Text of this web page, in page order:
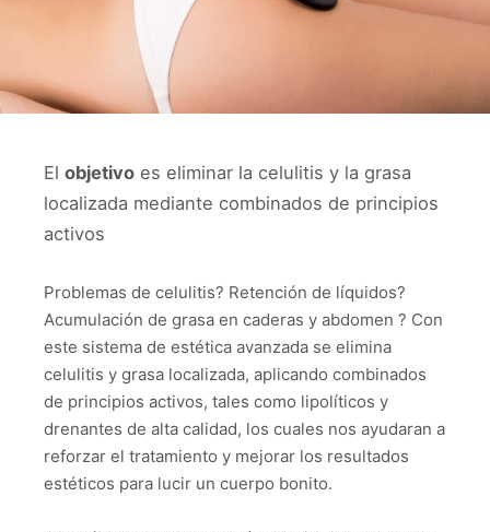
El objetivo es eliminar la celulitis y la grasa
localizada mediante combinados de principios
activos
Problemas de celulitis? Retención de líquidos?
Acumulación de grasa en caderas y abdomen ? Con
este sistema de estética avanzada se elimina
celulitis y grasa localizada, aplicando combinados
de principios activos, tales como lipolíticos y
drenantes de alta calidad, los cuales nos ayudaran a
reforzar el tratamiento y mejorar los resultados
estéticos para lucir un cuerpo bonito.